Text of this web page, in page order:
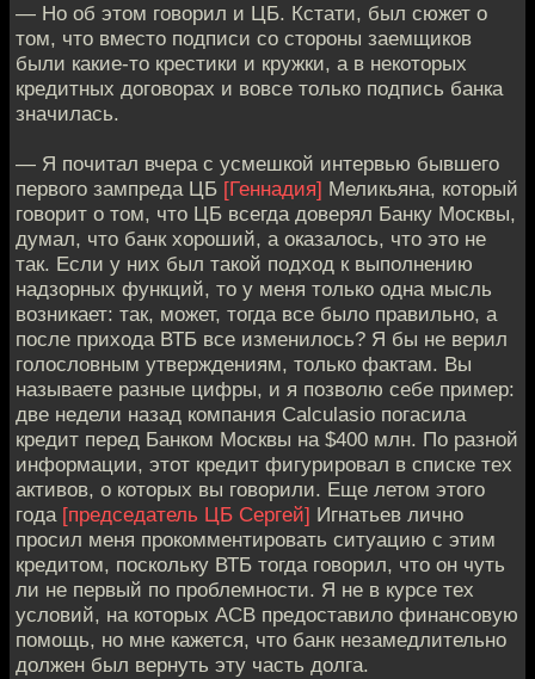
— Но об этом говорил и ЦБ. Кстати, был сюжет о
том, что вместо подписи со стороны заемщиков
были какие-то крестики и кружки, а в некоторых
кредитных договорах и вовсе только подпись банка
значилась.
— Я почитал вчера с усмешкой интервью бывшего
первого зампреда ЦБ [Геннадия] Меликьяна, который
говорит о том, что ЦБ всегда доверял Банку Москвы,
думал, что банк хороший, а оказалось, что это не
так. Если у них был такой подход к выполнению
надзорных функций, то у меня только одна мысль
возникает: так, может, тогда все было правильно, а
после прихода ВТБ все изменилось? Я бы не верил
голословным утверждениям, только фактам. Вы
называете разные цифры, и я позволю себе пример:
две недели назад компания Calculasio погасила
кредит перед Банком Москвы на $400 млн. По разной
информации, этот кредит фигурировал в списке тех
активов, о которых вы говорили. Еще летом этого
года [председатель ЦБ Сергей] Игнатьев лично
просил меня прокомментировать ситуацию с этим
кредитом, поскольку ВТБ тогда говорил, что он чуть
ли не первый по проблемности. Я не в курсе тех
условий, на которых АСВ предоставило финансовую
помощь, но мне кажется, что банк незамедлительно
должен был вернуть эту часть долга.